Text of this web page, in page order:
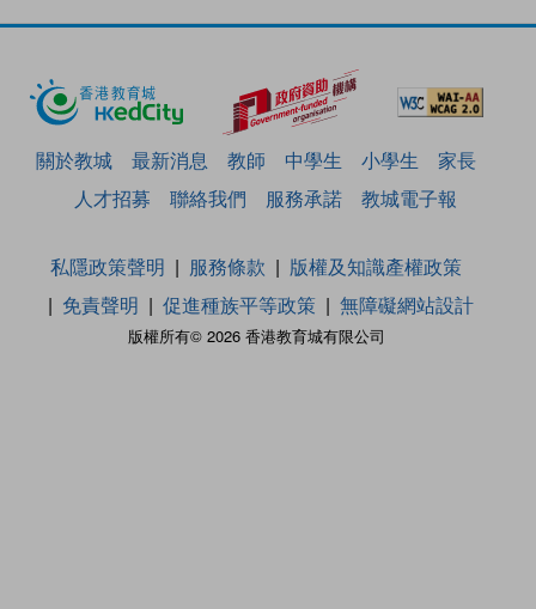
關於教城 最新消息 教師 中學生 小學生
家長
人才招募
聯絡我們 服務承諾 教城電子報
版權所有© 2026 香港教育城有限公司
私隱政策聲明 服務條款
版權及知識產權政策
免責聲明
促進種族平等政策 無障礙網站設計